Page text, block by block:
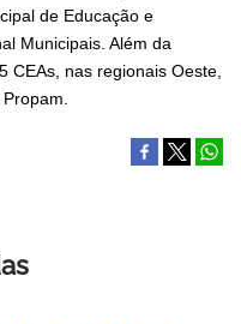
de Educação e
Municipais. Além da
CEAs, nas regionais Oeste,